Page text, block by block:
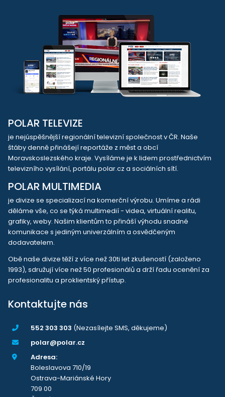
POLAR TELEVIZE
je nejúspěšnější regionální televizní společnost v ČR. Naše
štáby denně přinášejí reportáže z měst a obcí
Moravskoslezského kraje. Vysíláme je k lidem prostřednictvím
televizního vysílání, portálu polar.cz a sociálních sítí.
POLAR MULTIMEDIA
je divize se specializací na komerční výrobu. Umíme a rádi
děláme vše, co se týká multimedií - videa, virtuální realitu,
grafiky, weby. Našim klientům to přináší výhodu snadné
komunikace s jediným univerzálním a osvědčeným
dodavatelem.
Obě naše divize těží z více než 30ti let zkušeností (založeno
1993), sdružují více než 50 profesionálů a drží řadu ocenění za
profesionalitu a proklientský přístup.
Kontaktujte nás
552 303 303 (Nezasílejte SMS, děkujeme)
polar@polar.cz
Adresa:
Boleslavova 710/19
Ostrava-Mariánské Hory
709 00